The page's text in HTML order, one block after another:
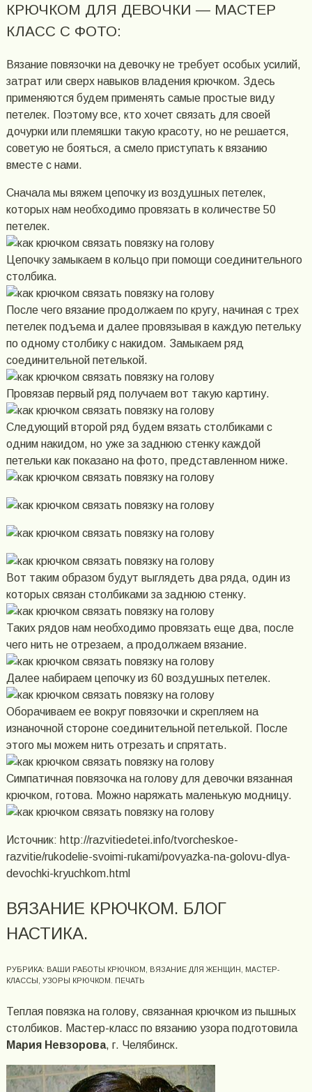
КРЮЧКОМ ДЛЯ ДЕВОЧКИ — МАСТЕР
КЛАСС С ФОТО:
Вязание повязочки на девочку не требует особых усилий,
затрат или сверх навыков владения крючком. Здесь
применяются будем применять самые простые виду
петелек. Поэтому все, кто хочет связать для своей
дочурки или племяшки такую красоту, но не решается,
советую не бояться, а смело приступать к вязанию
вместе с нами.
Сначала мы вяжем цепочку из воздушных петелек,
которых нам необходимо провязать в количестве 50
петелек.
Цепочку замыкаем в кольцо при помощи соединительного
столбика.
После чего вязание продолжаем по кругу, начиная с трех
петелек подъема и далее провязывая в каждую петельку
по одному столбику с накидом. Замыкаем ряд
соединительной петелькой.
Провязав первый ряд получаем вот такую картину.
Следующий второй ряд будем вязать столбиками с
одним накидом, но уже за заднюю стенку каждой
петельки как показано на фото, представленном ниже.
Вот таким образом будут выглядеть два ряда, один из
которых связан столбиками за заднюю стенку.
Таких рядов нам необходимо провязать еще два, после
чего нить не отрезаем, а продолжаем вязание.
Далее набираем цепочку из 60 воздушных петелек.
Оборачиваем ее вокруг повязочки и скрепляем на
изнаночной стороне соединительной петелькой. После
этого мы можем нить отрезать и спрятать.
Симпатичная повязочка на голову для девочки вязанная
крючком, готова. Можно наряжать маленькую модницу.
Источник: http://razvitiedetei.info/tvorcheskoe-
razvitie/rukodelie-svoimi-rukami/povyazka-na-golovu-dlya-
devochki-kryuchkom.html
ВЯЗАНИЕ КРЮЧКОМ. БЛОГ
НАСТИКА.
РУБРИКА: ВАШИ РАБОТЫ КРЮЧКОМ, ВЯЗАНИЕ ДЛЯ ЖЕНЩИН, МАСТЕР-
КЛАССЫ, УЗОРЫ КРЮЧКОМ. ПЕЧАТЬ
Теплая повязка на голову, связанная крючком из пышных
столбиков. Мастер-класс по вязанию узора подготовила
Мария Невзорова, г. Челябинск.